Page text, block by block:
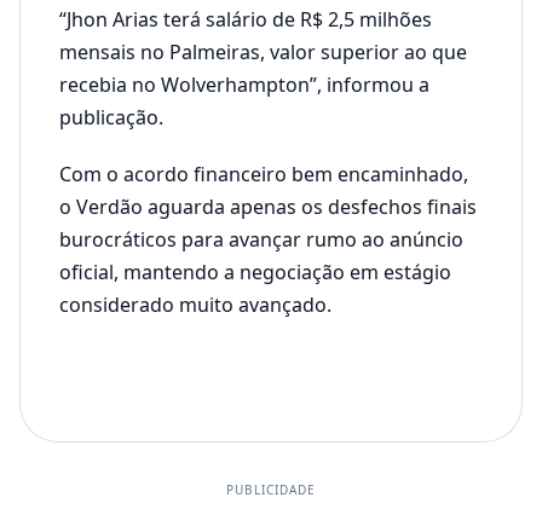
“Jhon Arias terá salário de R$ 2,5 milhões
mensais no Palmeiras, valor superior ao que
recebia no Wolverhampton”, informou a
publicação.
Com o acordo financeiro bem encaminhado,
o Verdão aguarda apenas os desfechos finais
burocráticos para avançar rumo ao anúncio
oficial, mantendo a negociação em estágio
considerado muito avançado.
PUBLICIDADE